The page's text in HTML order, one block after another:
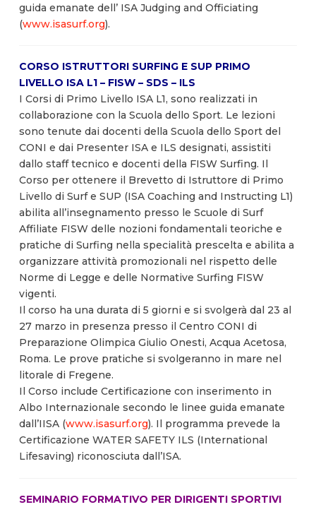
guida emanate dell’ ISA Judging and Officiating
(www.isasurf.org).
CORSO ISTRUTTORI SURFING E SUP PRIMO
LIVELLO ISA L1 – FISW – SDS – ILS
I Corsi di Primo Livello ISA L1, sono realizzati in
collaborazione con la Scuola dello Sport. Le lezioni
sono tenute dai docenti della Scuola dello Sport del
CONI e dai Presenter ISA e ILS designati, assistiti
dallo staff tecnico e docenti della FISW Surfing. Il
Corso per ottenere il Brevetto di Istruttore di Primo
Livello di Surf e SUP (ISA Coaching and Instructing L1)
abilita all’insegnamento presso le Scuole di Surf
Affiliate FISW delle nozioni fondamentali teoriche e
pratiche di Surfing nella specialità prescelta e abilita a
organizzare attività promozionali nel rispetto delle
Norme di Legge e delle Normative Surfing FISW
vigenti.
Il corso ha una durata di 5 giorni e si svolgerà dal 23 al
27 marzo in presenza presso il Centro CONI di
Preparazione Olimpica Giulio Onesti, Acqua Acetosa,
Roma. Le prove pratiche si svolgeranno in mare nel
litorale di Fregene.
Il Corso include Certificazione con inserimento in
Albo Internazionale secondo le linee guida emanate
dall’IISA (www.isasurf.org). Il programma prevede la
Certificazione WATER SAFETY ILS (International
Lifesaving) riconosciuta dall’ISA.
SEMINARIO FORMATIVO PER DIRIGENTI SPORTIVI